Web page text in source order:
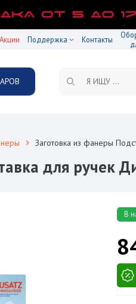
Акции Поддержка Контакты
Заготовка из фанеры
для ручек
В